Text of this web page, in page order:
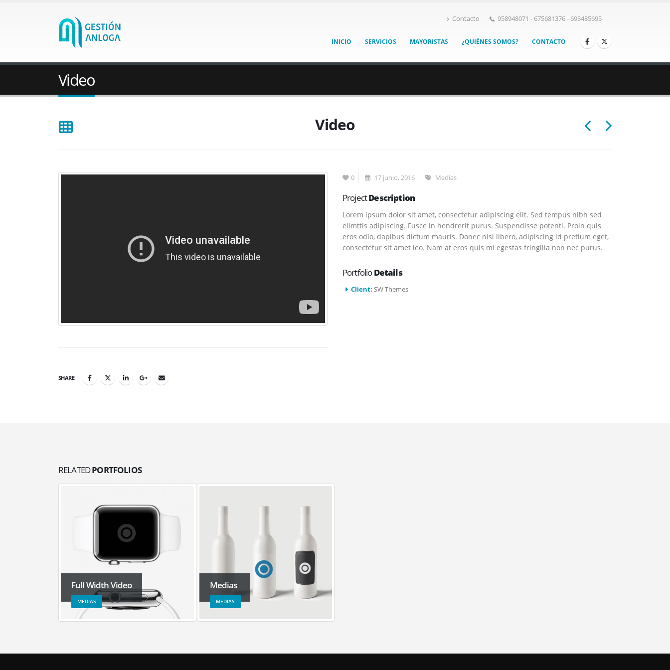
Contacto 958948071 - 675681376 - 693485695
INICIO SERVICIOS MAYORISTAS ¿QUIÉNES SOMOS? CONTACTO
Video
Video
SHARE
0 17 junio, 2016 Medias
ProjectDescription
Lorem ipsum dolor sit amet, consectetur adipiscing elit. Sed tempus nibh sed
elimttis adipiscing. Fusce in hendrerit purus. Suspendisse potenti. Proin quis
eros odio, dapibus dictum mauris. Donec nisi libero, adipiscing id pretium eget,
consectetur sit amet leo. Nam at eros quis mi egestas fringilla non nec purus.
PortfolioDetails
Client: SW Themes
RELATEDPORTFOLIOS
Full Width Video
MEDIAS
Medias
MEDIAS